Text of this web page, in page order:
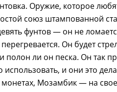
Оружие, которое
союз штампованной
фунтов — он не
Он будет
полон ли он песка. Он так
использовать, и они это
монетах, Мозамбик — на